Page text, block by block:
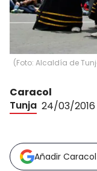
(Foto: Alcaldía de
Caracol
Tunja 24/03/
Añadir